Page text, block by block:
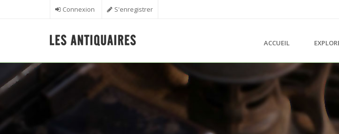
Aller au contenu principalConnexion S'enregistrer
ACCUEIL